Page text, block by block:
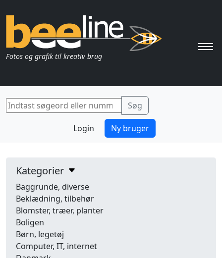
Fotos og grafik til kreativ brug
Login Ny bruger
Kategorier
Baggrunde, diverse
Beklædning, tilbehør
Blomster, træer, planter
Boligen
Børn, legetøj
Computer, IT, internet